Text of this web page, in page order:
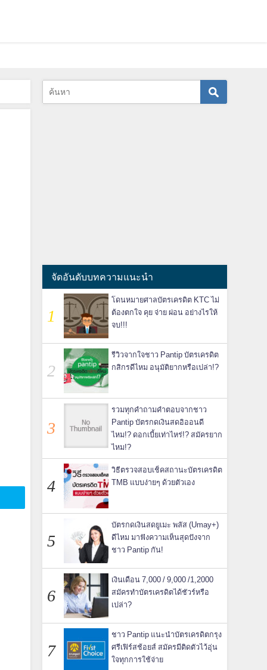
จัดอันดับบทความแนะนำ
โดนหมายศาลบัตรเครดิต KTC ไม่
ต้องตกใจ คุย จ่าย ผ่อน อย่างไรให้
จบ!!!
รีวิวจากใจชาว Pantip บัตรเครดิต
กสิกรดีไหม อนุมัติยากหรือเปล่า!?
รวมทุกคำถามคำตอบจากชาว
Pantip บัตรกดเงินสดอิออนดี
ไหม!? ดอกเบี้ยเท่าไหร่!? สมัครยาก
ไหม!?
วิธีตรวจสอบเช็คสถานะบัตรเครดิต
TMB แบบง่ายๆ ด้วยตัวเอง
บัตรกดเงินสดยูเมะ พลัส (Umay+)
ดีไหม มาฟังความเห็นสุดปังจาก
ชาว Pantip กัน!
เงินเดือน 7,000 / 9,000 /1,2000
สมัครทำบัตรเครดิตได้ชัวร์หรือ
เปล่า?
ชาว Pantip แนะนำบัตรเครดิตกรุง
ศรีเฟิร์สช้อยส์ สมัครมีติดตัวไว้อุ่น
ใจทุกการใช้จ่าย